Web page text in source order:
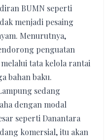
BUMN seperti
menjadi pesaing
Menurutnya,
penguatan
tata kelola rantai
bahan baku.
sedang
dengan modal
seperti Danantara
komersial, itu akan